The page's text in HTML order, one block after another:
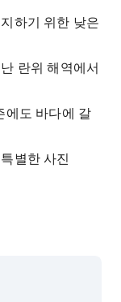
하기 위한 낮은
란위 해역에서
에도 바다에 갈
별한 사진